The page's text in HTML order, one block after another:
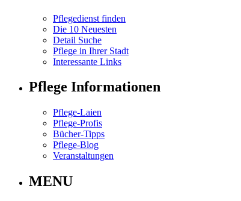
Pflegedienst finden
Die 10 Neuesten
Detail Suche
Pflege in Ihrer Stadt
Interessante Links
Pflege Informationen
Pflege-Laien
Pflege-Profis
Bücher-Tipps
Pflege-Blog
Veranstaltungen
MENU